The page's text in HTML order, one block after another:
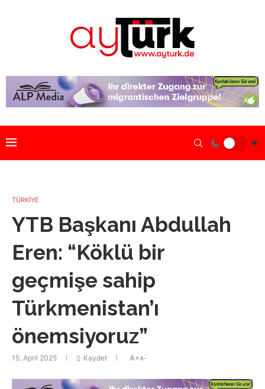
TÜRKİYE
YTB Başkanı Abdullah
Eren: “Köklü bir
geçmişe sahip
Türkmenistan’ı
önemsiyoruz”
15. April 2025 Kaydet A+A-